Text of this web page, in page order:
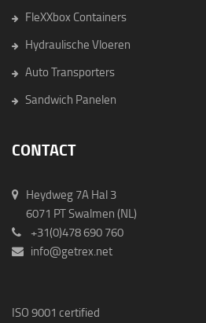
FleXXbox Containers
Hydraulische Vloeren
Auto Transporters
Sandwich Panelen
CONTACT
Heydweg 7A Hal 3
6071 PT Swalmen (NL)
+31(0)478 690 760
info@getrex.net
ISO 9001 certified